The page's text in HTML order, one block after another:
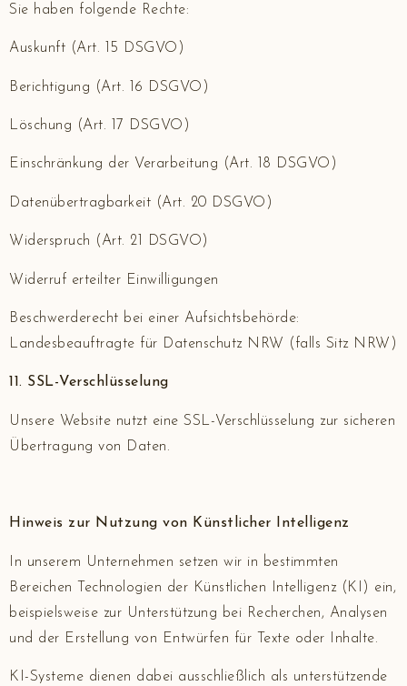
Sie haben folgende Rechte:
Auskunft (Art. 15 DSGVO)
Berichtigung (Art. 16 DSGVO)
Löschung (Art. 17 DSGVO)
Einschränkung der Verarbeitung (Art. 18 DSGVO)
Datenübertragbarkeit (Art. 20 DSGVO)
Widerspruch (Art. 21 DSGVO)
Widerruf erteilter Einwilligungen
Beschwerderecht bei einer Aufsichtsbehörde:
Landesbeauftragte für Datenschutz NRW (falls Sitz NRW)
11. SSL-Verschlüsselung
Unsere Website nutzt eine SSL-Verschlüsselung zur sicheren
Übertragung von Daten.
Hinweis zur Nutzung von Künstlicher Intelligenz
In unserem Unternehmen setzen wir in bestimmten
Bereichen Technologien der Künstlichen Intelligenz (KI) ein,
beispielsweise zur Unterstützung bei Recherchen, Analysen
und der Erstellung von Entwürfen für Texte oder Inhalte.
KI-Systeme dienen dabei ausschließlich als unterstützende